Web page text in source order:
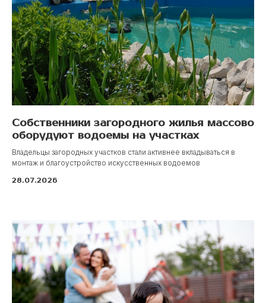
Собственники загородного жилья массово
оборудуют водоемы на участках
Владельцы загородных участков стали активнее вкладываться в
монтаж и благоустройство искусственных водоемов
28.07.2026
ЭКСКУРСИЯ В
ПОСЁЛОК
«МОЯ ИЛЬИНКА»
Лучше один раз увидеть,
чем сто раз услышать!